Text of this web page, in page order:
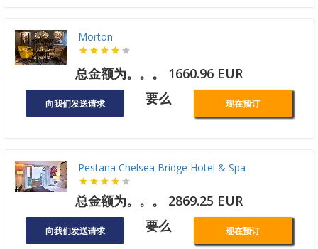
Morton
总金额为。。。 1660.96 EUR
向我们发送请求 要么 现在预订
Pestana Chelsea Bridge Hotel & Spa
总金额为。。。 2869.25 EUR
向我们发送请求 要么 现在预订